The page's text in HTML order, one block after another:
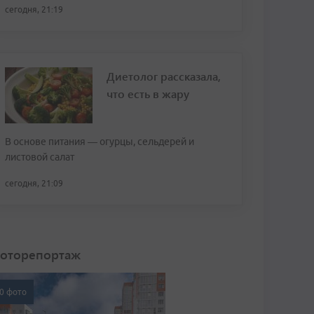
сегодня, 21:19
Диетолог рассказала,
что есть в жару
В основе питания — огурцы, сельдерей и
листовой салат
сегодня, 21:09
фото